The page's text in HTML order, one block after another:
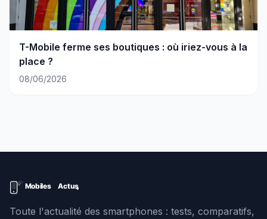
T-Mobile ferme ses boutiques : où iriez-vous à la
place ?
08/06/2026
Toute l'actualité des smartphones : tests, comparatifs,